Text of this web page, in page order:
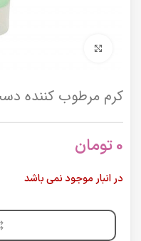
کرم مرطوب کننده دست
0تومان
در انبار موجود نمی باشد